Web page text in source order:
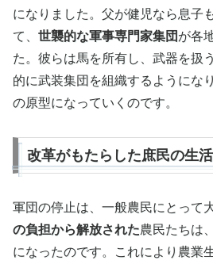
になりました。父が健児なら息子
て、 世襲的な軍事専門家集団 が各
た。彼らは馬を所有し、武器を扱
的に武装集団を組織するようにな
の原型になっていくのです。
改革がもたらした庶民の生
軍団の停止は、一般農民にとって
の負担から解放された農民たちは
になったのです。これにより農業